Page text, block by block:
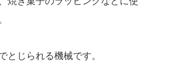
とじられる機械です。